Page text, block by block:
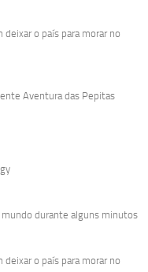
o país para morar no
Aventura das Pepitas
durante alguns minutos
o país para morar no